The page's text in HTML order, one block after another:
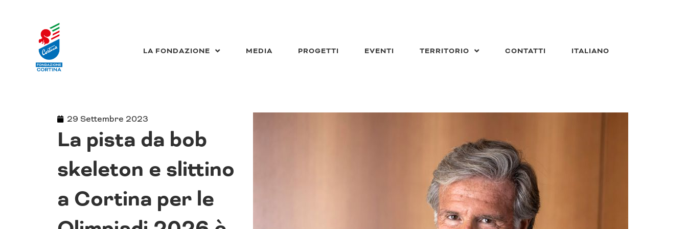
contenuto
LA FONDAZIONE MEDIA PROGETTI EVENTI TERRITORIO CONTATTI ITALIANO
29 Settembre 2023
La pista da bob
skeleton e slittino
a Cortina per le